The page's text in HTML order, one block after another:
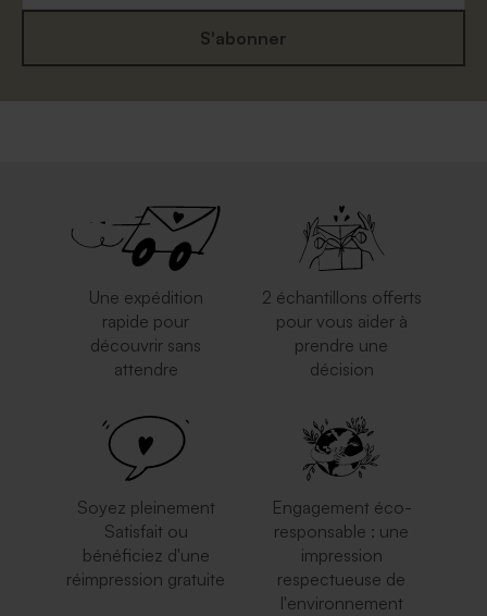
S'abonner
Une expédition
rapide pour
découvrir sans
attendre
2 échantillons offerts
pour vous aider à
prendre une
décision
Soyez pleinement
Satisfait ou
bénéficiez d'une
réimpression gratuite
Engagement éco-
responsable : une
impression
respectueuse de
l'environnement